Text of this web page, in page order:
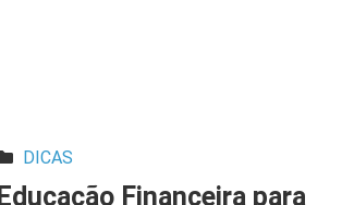
DICAS
Educação Financeira para